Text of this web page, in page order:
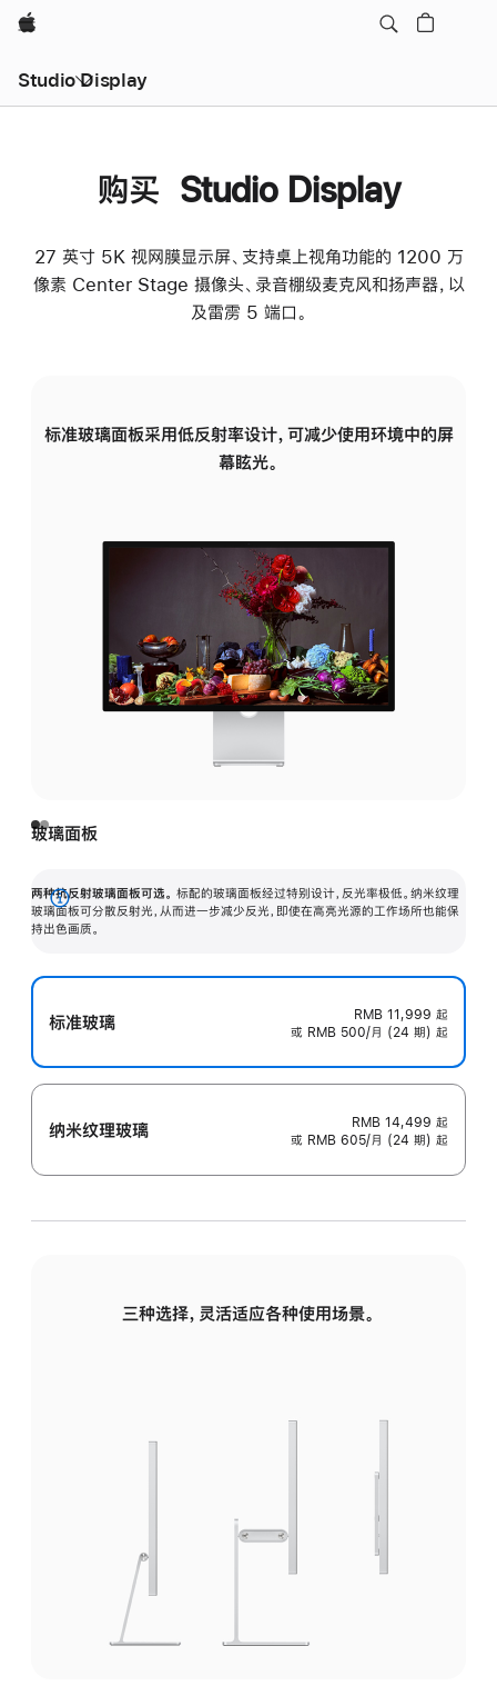
Apple
Studio Display
购买 Studio Display
27 英寸 5K 视网膜显示屏、支持桌上视角功能的 1200 万
像素 Center Stage 摄像头、录音棚级麦克风和扬声器，以
及雷雳 5 端口。
标准玻璃面板采用低反射率设计，可减少使用环境中的屏
幕眩光。
玻璃面板
两种抗反射玻璃面板可选。 标配的玻璃面板经过特别设计，反光率极低。纳米纹理
玻璃面板可分散反射光，从而进一步减少反光，即使在高亮光源的工作场所也能保
持出色画质。
展
开
标准玻璃 RMB 11,999 起
或 RMB 500/月 (24 期) 起
纳米纹理玻璃 RMB 14,499 起
或 RMB 605/月 (24 期) 起
三种选择，灵活适应各种使用场景。